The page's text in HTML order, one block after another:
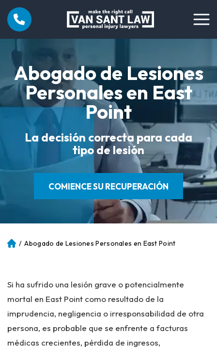
Abogado de Lesiones
Personales en East
Point
La decisión correcta para cada
tipo de lesión
COMIENCE SU RECUPERACIÓN
Ini / Abogado de Lesiones Personales en East Point
Si ha sufrido una lesión grave o potencialmente
mortal en East Point como resultado de la
imprudencia, negligencia o irresponsabilidad de otra
persona, es probable que se enfrente a facturas
médicas crecientes, pérdida de ingresos,